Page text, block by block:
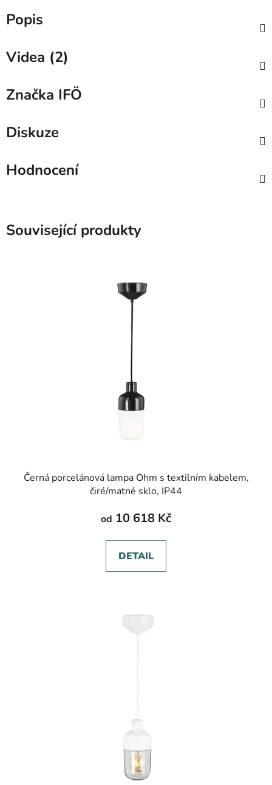
Popis
Videa (2)
Značka IFÖ
Diskuze
Hodnocení
Související produkty
Černá porcelánová lampa Ohm s textilním kabelem,
čiré/matné sklo, IP44
od 10 618 Kč
DETAIL